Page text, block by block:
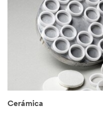
Cerámica